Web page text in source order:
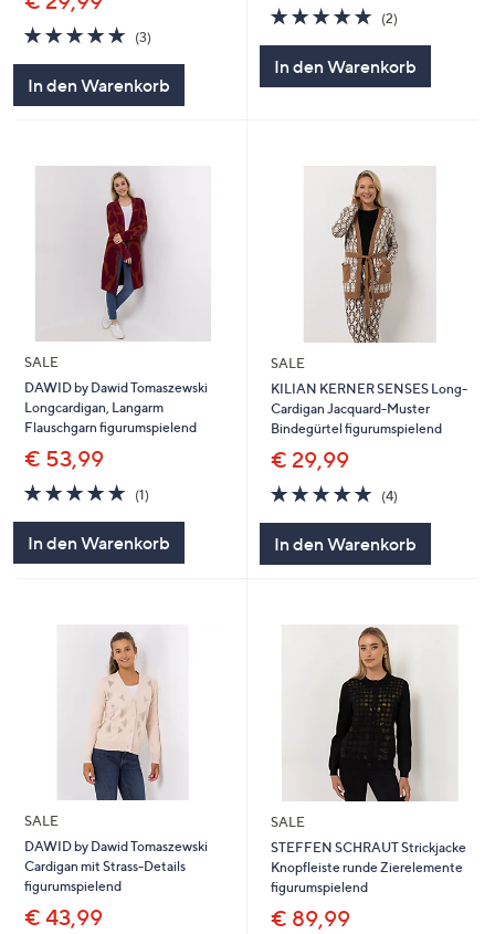
5.0
von
(3)3
In den Warenkorb
5.0
von
(2)2
In den Warenkorb
SALE
DAWID by Dawid Tomaszewski
Longcardigan, Langarm
Flauschgarn figurumspielend
€ 53,99
5.0
von
(1)1
In den Warenkorb
SALE
KILIAN KERNER SENSES Long-
Cardigan Jacquard-Muster
Bindegürtel figurumspielend
€ 29,99
5.0
von
(4)4
In den Warenkorb
SALE
DAWID by Dawid Tomaszewski
Cardigan mit Strass-Details
figurumspielend
€ 43,99
SALE
STEFFEN SCHRAUT Strickjacke
Knopfleiste runde Zierelemente
figurumspielend
€ 89,99